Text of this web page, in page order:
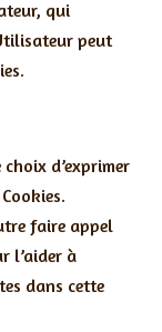
qui
peut
d’exprimer
faire appel
l’aider à
dans cette